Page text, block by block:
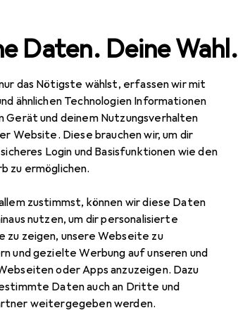
Daten. Deine Wahl.
das Nötigste wählst, erfassen wir mit
ähnlichen Technologien Informationen
Gerät und deinem Nutzungsverhalten
Website. Diese brauchen wir, um dir
Login und Basisfunktionen wie den
zu ermöglichen.
zustimmst, können wir diese Daten
nutzen, um dir personalisierte
zu zeigen, unsere Webseite zu
und gezielte Werbung auf unseren und
oder Apps anzuzeigen. Dazu
Daten auch an Dritte und
weitergegeben werden.
Baumarkt + Garten